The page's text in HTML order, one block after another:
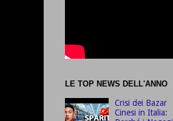
LE TOP NEWS DELL'ANNO
Crisi dei Bazar
Cinesi in Italia: